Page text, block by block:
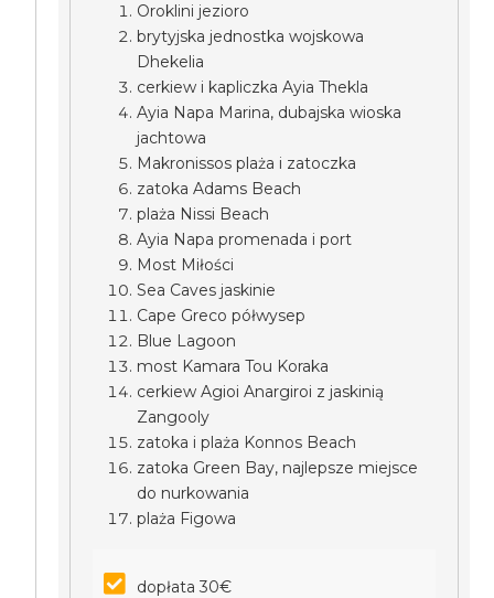
Oroklini jezioro
brytyjska jednostka wojskowa
Dhekelia
cerkiew i kapliczka Ayia Thekla
Ayia Napa Marina, dubajska wioska
jachtowa
Makronissos plaża i zatoczka
zatoka Adams Beach
plaża Nissi Beach
Ayia Napa promenada i port
Most Miłości
Sea Caves jaskinie
Cape Greco półwysep
Blue Lagoon
most Kamara Tou Koraka
cerkiew Agioi Anargiroi z jaskinią
Zangooly
zatoka i plaża Konnos Beach
zatoka Green Bay, najlepsze miejsce
do nurkowania
plaża Figowa
dopłata 30€